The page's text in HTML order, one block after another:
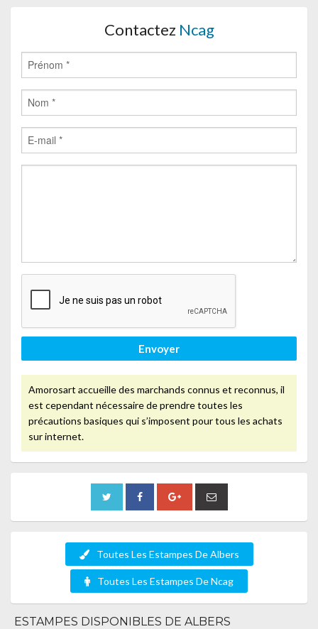
Contactez Ncag
Envoyer
Amorosart accueille des marchands connus et reconnus, il
est cependant nécessaire de prendre toutes les
précautions basiques qui s’imposent pour tous les achats
sur internet.
Toutes Les Estampes De Albers
Toutes Les Estampes De Ncag
ESTAMPES DISPONIBLES DE ALBERS